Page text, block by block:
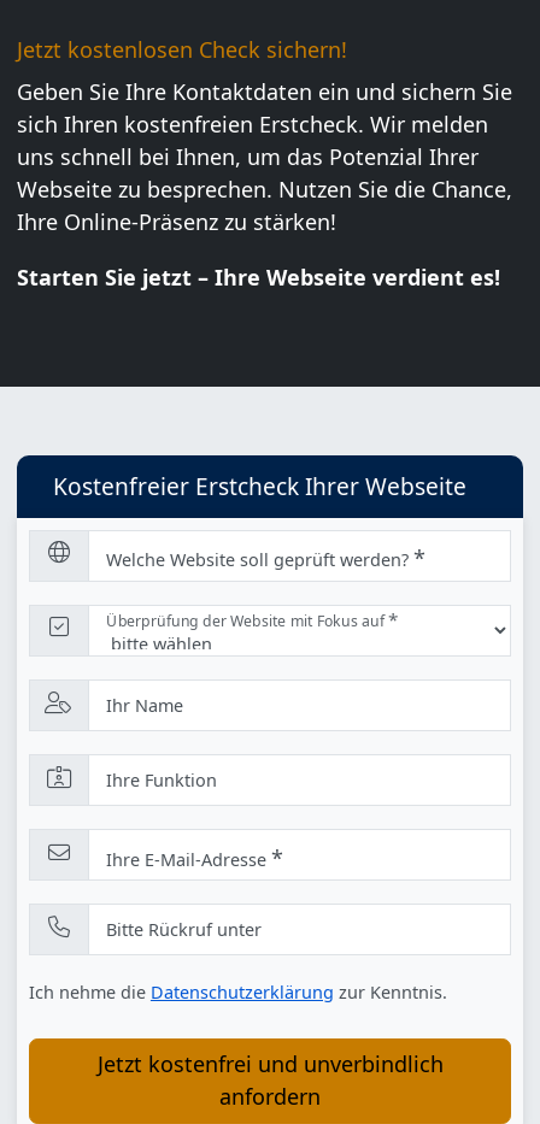
Jetzt kostenlosen Check sichern!
Geben Sie Ihre Kontaktdaten ein und sichern Sie
sich Ihren kostenfreien Erstcheck. Wir melden
uns schnell bei Ihnen, um das Potenzial Ihrer
Webseite zu besprechen. Nutzen Sie die Chance,
Ihre Online-Präsenz zu stärken!
Starten Sie jetzt – Ihre Webseite verdient es!
Kostenfreier Erstcheck Ihrer Webseite
Welche Website soll geprüft werden?*
Überprüfung der Website mit Fokus auf*
Ihr Name
Ihre Funktion
Ihre E-Mail-Adresse*
Bitte Rückruf unter
Ich nehme die Datenschutzerklärung zur Kenntnis.
Jetzt kostenfrei und unverbindlich
anfordern